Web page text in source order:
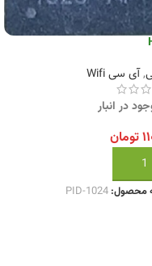
,آی سی Wifi
در انبار
تومان
به سبد خرید
محصول: PID-1024